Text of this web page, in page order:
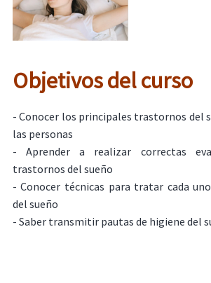
Objetivos del curso
- Conocer los principales trastornos del
las personas
- Aprender a realizar correctas
trastornos del sueño
- Conocer técnicas para tratar cada
del sueño
- Saber transmitir pautas de higiene del